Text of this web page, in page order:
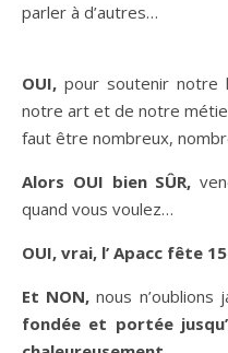
parler à d’autres…
OUI, pour soutenir notre
notre art et de notre
faut être nombreux,
Alors OUI bien SÛR,
quand vous voulez…
OUI, vrai, l’ Apacc fête
Et NON, nous n’oublions
fondée et portée